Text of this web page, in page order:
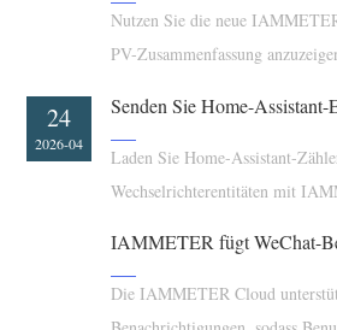
EV-Ladegerät
IAMMETER Simulator
Virtueller Zähler
System für Energieprognose
Anwendungen
Energieüberwachung für
Stromverbrauchsmonitor
Shop
Ressourcen
Nutzen Sie die neue
PV-Zusammenfassung
09
2026-05
Laden Sie Home-Assistant-
Wechselrichterentitäten mit
dreiphasige Daten für
zu.
24
2026-04
Die IAMMETER Cloud